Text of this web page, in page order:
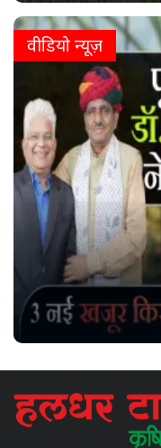
वीडियो न्यूज़